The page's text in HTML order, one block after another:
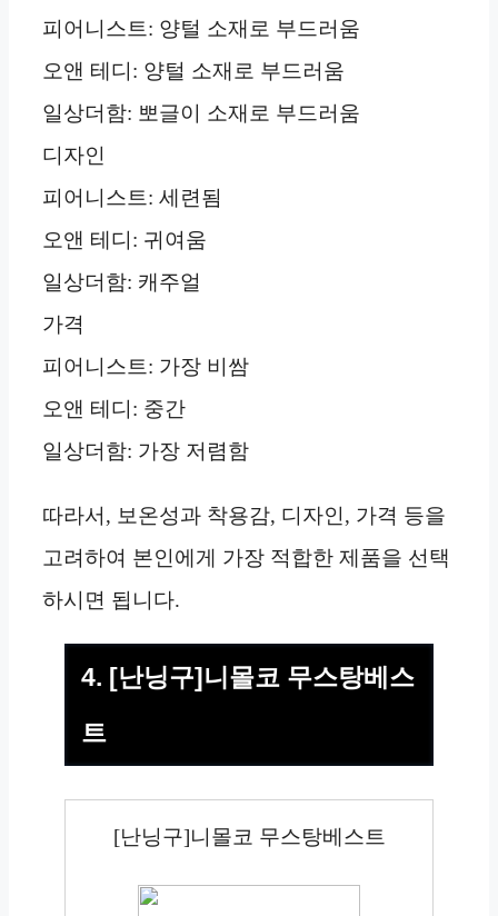
피어니스트: 양털 소재로 부드러움
오앤 테디: 양털 소재로 부드러움
일상더함: 뽀글이 소재로 부드러움
디자인
피어니스트: 세련됨
오앤 테디: 귀여움
일상더함: 캐주얼
가격
피어니스트: 가장 비쌈
오앤 테디: 중간
일상더함: 가장 저렴함
따라서, 보온성과 착용감, 디자인, 가격 등을
고려하여 본인에게 가장 적합한 제품을 선택
하시면 됩니다.
4. [난닝구]니몰코 무스탕베스
트
[난닝구]니몰코 무스탕베스트